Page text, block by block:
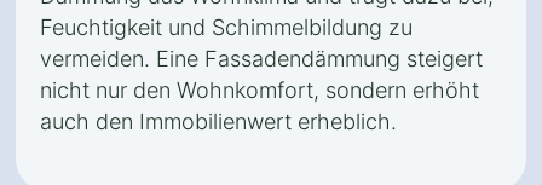
Feuchtigkeit und Schimmelbildung zu
vermeiden. Eine Fassadendämmung steigert
nicht nur den Wohnkomfort, sondern erhöht
auch den Immobilienwert erheblich.